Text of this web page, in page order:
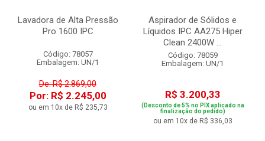
Lavadora de Alta Pressão
Pro 1600 IPC
Código: 78057
Embalagem: UN/1
De: R$ 2.869,00
Por: R$ 2.245,00
ou em 10x de R$ 235,73
Aspirador de Sólidos e
Líquidos IPC AA275 Hiper
Clean 2400W ...
Código: 78059
Embalagem: UN/1
R$ 3.200,33
(Desconto de 5% no PIX aplicado na
finalização do pedido)
ou em 10x de R$ 336,03